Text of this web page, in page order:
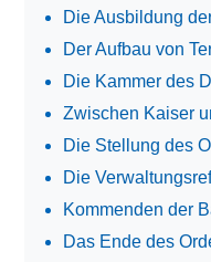
Die Ausbildung
Der Aufbau von
Die Kammer des
Zwischen Kaiser
Die Stellung des
Die
Kommenden der
Das Ende des